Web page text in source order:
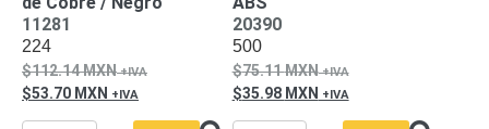
Duros
Mecánicos
SD /
11281
224
112.14MXN
53.70 MXN
20390
500
75.11MXN
35.98 MXN